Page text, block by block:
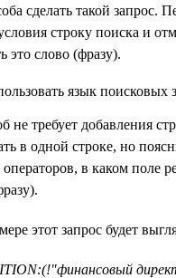
сделать такой запрос.
строку поиска и
это слово (фразу).
не требует добавления
в одной строке, но
в каком поле
этот запрос будет